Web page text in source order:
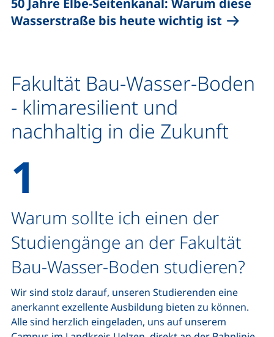
Wasserstraße bis heute wichtig ist
Fakultät Bau-Wasser-Boden
- klimaresilient und
nachhaltig in die Zukunft
Warum sollte ich einen der
Studiengänge an der Fakultät
Bau-Wasser-Boden studieren?
Wir sind stolz darauf, unseren Studierenden eine
anerkannt exzellente Ausbildung bieten zu können.
Alle sind herzlich eingeladen, uns auf unserem